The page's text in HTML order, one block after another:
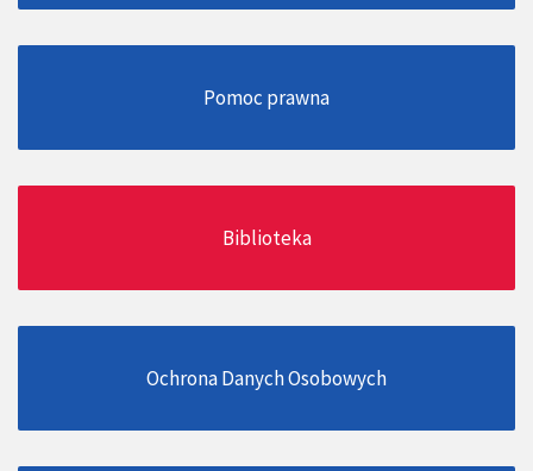
Pomoc prawna
Biblioteka
Ochrona Danych Osobowych